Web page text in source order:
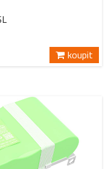
koupit